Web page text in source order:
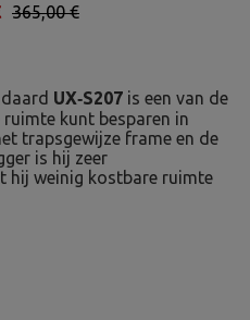
365,00 €
UX‑S207 is een van de
kunt besparen in
trapsgewijze frame en de
is hij zeer
hij weinig kostbare ruimte